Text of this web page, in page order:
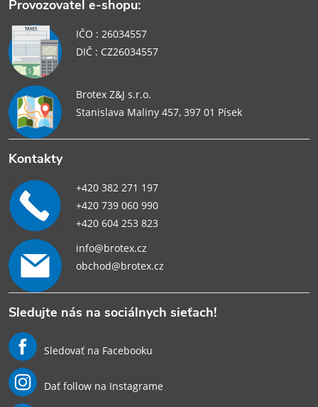
Provozovatel e-shopu:
IČO : 26034557
DIČ : CZ26034557
Brotex Z&J s.r.o.
Stanislava Maliny 457, 397 01 Písek
Kontakty
+420 382 271 197
+420 739 060 990
+420 604 253 823
info@brotex.cz
obchod@brotex.cz
Sledujte nás na sociálnych sieťach!
Sledovať na Facebooku
Dať follow na Instagrame